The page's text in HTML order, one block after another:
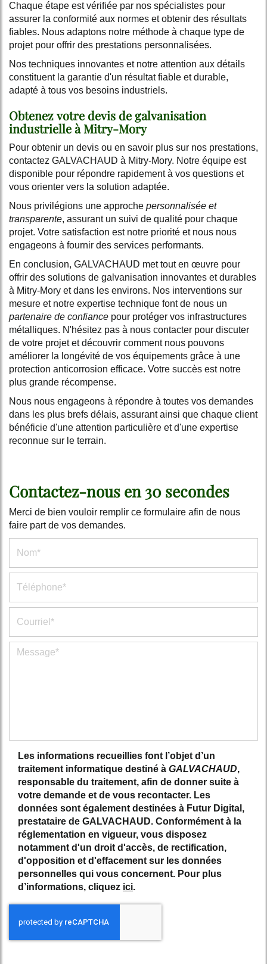
Chaque étape est vérifiée par nos spécialistes pour
assurer la conformité aux normes et obtenir des résultats
fiables. Nous adaptons notre méthode à chaque type de
projet pour offrir des prestations personnalisées.
Nos techniques innovantes et notre attention aux détails
constituent la garantie d'un résultat fiable et durable,
adapté à tous vos besoins industriels.
Obtenez votre devis de galvanisation
industrielle à Mitry-Mory
Pour obtenir un devis ou en savoir plus sur nos prestations,
contactez GALVACHAUD à Mitry-Mory. Notre équipe est
disponible pour répondre rapidement à vos questions et
vous orienter vers la solution adaptée.
Nous privilégions une approche personnalisée et
transparente, assurant un suivi de qualité pour chaque
projet. Votre satisfaction est notre priorité et nous nous
engageons à fournir des services performants.
En conclusion, GALVACHAUD met tout en œuvre pour
offrir des solutions de galvanisation innovantes et durables
à Mitry-Mory et dans les environs. Nos interventions sur
mesure et notre expertise technique font de nous un
partenaire de confiance pour protéger vos infrastructures
métalliques. N'hésitez pas à nous contacter pour discuter
de votre projet et découvrir comment nous pouvons
améliorer la longévité de vos équipements grâce à une
protection anticorrosion efficace. Votre succès est notre
plus grande récompense.
Nous nous engageons à répondre à toutes vos demandes
dans les plus brefs délais, assurant ainsi que chaque client
bénéficie d'une attention particulière et d'une expertise
reconnue sur le terrain.
Contactez-nous en 30 secondes
Merci de bien vouloir remplir ce formulaire afin de nous
faire part de vos demandes.
Les informations recueillies font l’objet d’un
traitement informatique destiné à GALVACHAUD,
responsable du traitement, afin de donner suite à
votre demande et de vous recontacter. Les
données sont également destinées à Futur Digital,
prestataire de GALVACHAUD. Conformément à la
réglementation en vigueur, vous disposez
notamment d'un droit d'accès, de rectification,
d'opposition et d'effacement sur les données
personnelles qui vous concernent. Pour plus
d’informations, cliquez ici.